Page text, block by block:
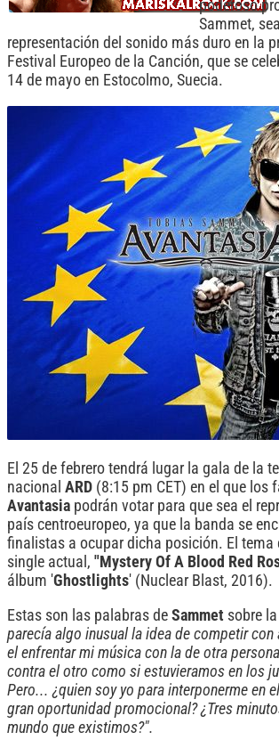
poderoso
Sammet,
representación del sonido más duro en la
Festival Europeo de la Canción, que se
14 de mayo en Estocolmo, Suecia.
El 25 de febrero tendrá lugar la gala de la
nacional ARD (8:15 pm CET) en el que los
Avantasia podrán votar para que sea el
país centroeuropeo, ya que la banda se
finalistas a ocupar dicha posición. El tema
single actual, "Mystery Of A Blood Red
álbum 'Ghostlights' (Nuclear Blast, 2016).
Estas son las palabras de Sammet sobre
parecía algo inusual la idea de competir con
el enfrentar mi música con la de otra
contra el otro como si estuvieramos en los
Pero... ¿quien soy yo para interponerme en
gran oportunidad promocional? ¿Tres
mundo que existimos?".